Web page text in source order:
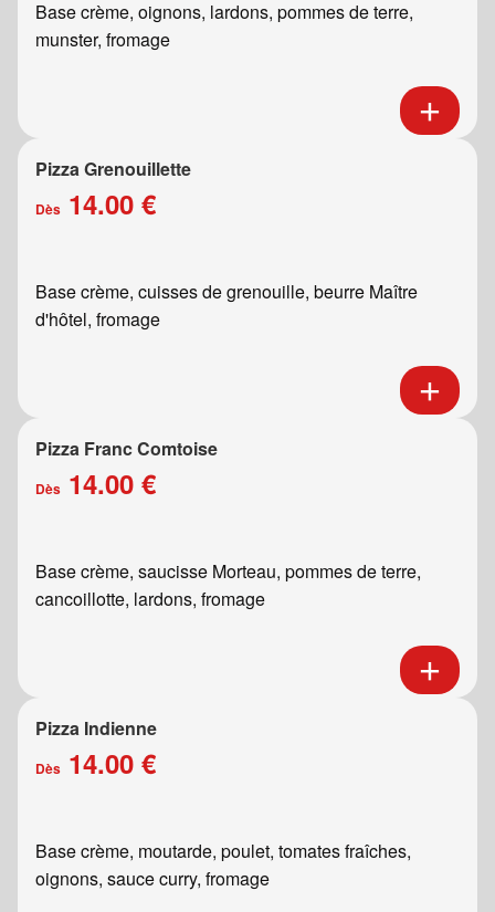
Base crème, oignons, lardons, pommes de terre,
munster, fromage
Pizza Grenouillette
Dès 14.00 €
Base crème, cuisses de grenouille, beurre Maître
d'hôtel, fromage
Pizza Franc Comtoise
Dès 14.00 €
Base crème, saucisse Morteau, pommes de terre,
cancoillotte, lardons, fromage
Pizza Indienne
Dès 14.00 €
Base crème, moutarde, poulet, tomates fraîches,
oignons, sauce curry, fromage